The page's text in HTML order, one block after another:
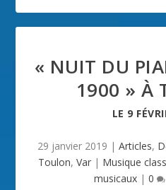
« NUIT DU
1900 » À
LE 9
29 janvier 2019 | Articles,
Toulon, Var| Musique
musicaux| 0